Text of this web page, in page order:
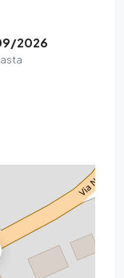
2026